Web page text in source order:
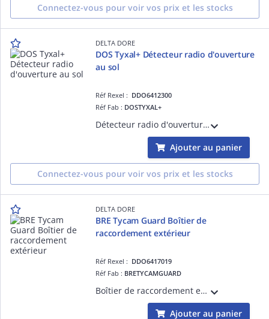
Connectez-vous pour voir vos prix et les stocks
DELTA DORE
DOS Tyxal+ Détecteur radio d'ouverture
au sol
Réf Rexel : DDO6412300
Réf Fab : DOSTYXAL+
Détecteur radio d'ouverture au sol - Protection de porte de garage ou hangar - Installation intérieure ou dans une boîte étanche
Ajouter au panier
Connectez-vous pour voir vos prix et les stocks
DELTA DORE
BRE Tycam Guard Boîtier de
raccordement extérieur
Réf Rexel : DDO6417019
Réf Fab : BRETYCAMGUARD
Boîtier de raccordement extérieur pour caméra Tycam Guard
Ajouter au panier